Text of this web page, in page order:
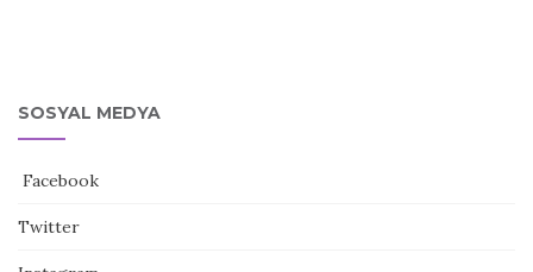
SOSYAL MEDYA
Facebook
Twitter